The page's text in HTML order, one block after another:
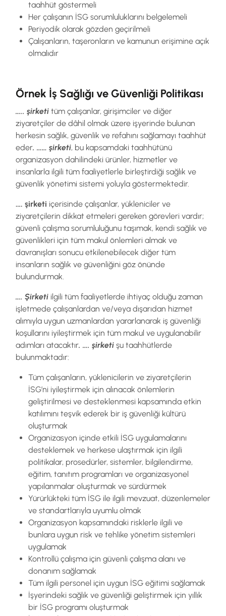
taahhüt göstermeli
Her çalışanın İSG sorumluluklarını belgelemeli
Periyodik olarak gözden geçirilmeli
Çalışanların, taşeronların ve kamunun erişimine açık
olmalıdır
Örnek İş Sağlığı ve Güvenliği Politikası
….. şirketi tüm çalışanlar, girişimciler ve diğer
ziyaretçiler de dâhil olmak üzere işyerinde bulunan
herkesin sağlık, güvenlik ve refahını sağlamayı taahhüt
eder. …… şirketi, bu kapsamdaki taahhütünü
organizasyon dahilindeki ürünler, hizmetler ve
insanlarla ilgili tüm faaliyetlerle birleştirdiği sağlık ve
güvenlik yönetimi sistemi yoluyla göstermektedir.
…. şirketi içerisinde çalışanlar, yükleniciler ve
ziyaretçilerin dikkat etmeleri gereken görevleri vardır;
güvenli çalışma sorumluluğunu taşımak, kendi sağlık ve
güvenlikleri için tüm makul önlemleri almak ve
davranışları sonucu etkilenebilecek diğer tüm
insanların sağlık ve güvenliğini göz önünde
bulundurmak.
…. Şirketi ilgili tüm faaliyetlerde ihtiyaç olduğu zaman
işletmede çalışanlardan ve/veya dışarıdan hizmet
alımıyla uygun uzmanlardan yararlanarak iş güvenliği
koşullarını iyileştirmek için tüm makul ve uygulanabilir
adımları atacaktır. …. şirketi şu taahhütlerde
bulunmaktadır:
Tüm çalışanların, yüklenicilerin ve ziyaretçilerin
İSG’ni iyileştirmek için alınacak önlemlerin
geliştirilmesi ve desteklenmesi kapsamında etkin
katılımını teşvik ederek bir iş güvenliği kültürü
oluşturmak
Organizasyon içinde etkili İSG uygulamalarını
desteklemek ve herkese ulaştırmak için ilgili
politikalar, prosedürler, sistemler, bilgilendirme,
eğitim, tanıtım programları ve organizasyonel
yapılanmalar oluşturmak ve sürdürmek
Yürürlükteki tüm İSG ile ilgili mevzuat, düzenlemeler
ve standartlarıyla uyumlu olmak
Organizasyon kapsamındaki risklerle ilgili ve
bunlara uygun risk ve tehlike yönetim sistemleri
uygulamak
Kontrollü çalışma için güvenli çalışma alanı ve
donanım sağlamak
Tüm ilgili personel için uygun İSG eğitimi sağlamak
İşyerindeki sağlık ve güvenliği geliştirmek için yıllık
bir İSG programı oluşturmak